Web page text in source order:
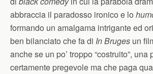
abbraccia il paradosso ironico e lo
formando un amalgama intrigante ed
ben bilanciato che fa di In Bruges un
anche se un po’ troppo “costruito”, una
certamente pregevole ma che paga